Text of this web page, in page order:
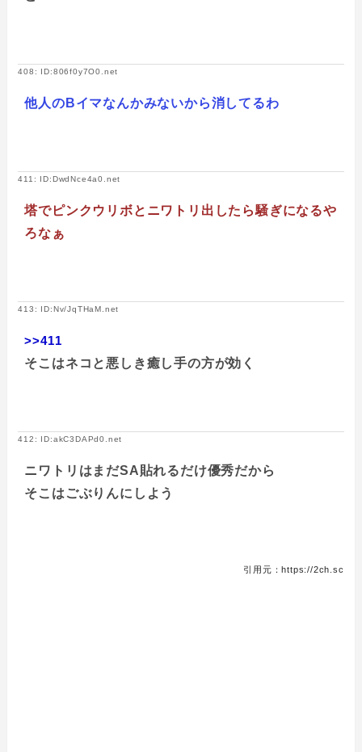
408: ID:806f0y7O0.net
他人のBイマなんかみないから消してるわ
411: ID:DwdNce4a0.net
塔でピンクウリボとニワトリ出したら騒ぎになるや
ろなぁ
413: ID:Nv/JqTHaM.net
>>411
そこはネコと悪しき癒し手の方が効く
412: ID:akC3DAPd0.net
ニワトリはまだSA貼れるだけ優秀だから
そこはごぶりんにしよう
引用元：https://2ch.sc